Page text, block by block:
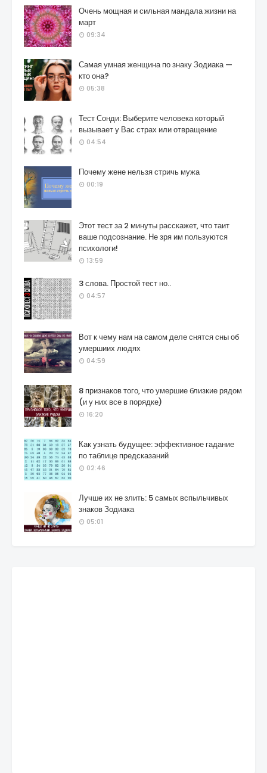
Очень мощная и сильная мандала жизни на
март
09:34
Самая умная женщина по знаку Зодиака —
кто она?
05:38
Тест Сонди: Выберите человека который
вызывает у Вас страх или отвращение
04:54
Почему жене нельзя стричь мужа
00:19
Этот тест за 2 минуты расскажет, что таит
ваше подсознание. Не зря им пользуются
психологи!
13:59
3 слова. Простой тест но..
04:57
Вот к чему нам на самом деле снятся сны об
умершиих людях
04:59
8 признаков того, что умершие близкие рядом
(и у них все в порядке)
16:20
Как узнать будущее: эффективное гадание
по таблице предсказаний
02:46
Лучше их не злить: 5 самых вспыльчивых
знаков Зодиака
05:01